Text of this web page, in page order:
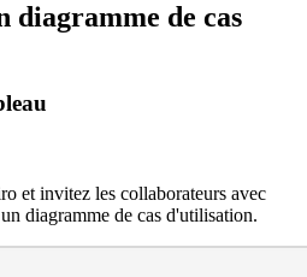
diagramme de cas
et invitez les collaborateurs avec
diagramme de cas d'utilisation.